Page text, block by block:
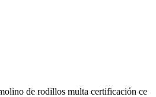
de rodillos multa certificación ce